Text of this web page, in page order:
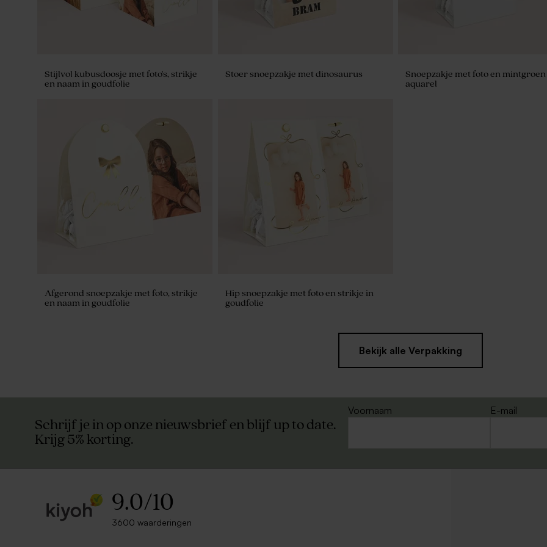
Stijlvolle placemat groen met foto's en
Stijlvolle menukaart aquarel met naam
Stijlvol kubusdoosje met foto's, strikje
en naam in goudfolie
Stoer snoepzakje met dinosaurus
Snoepzakje met foto en mintgroen
aquarel
Afgerond snoepzakje met foto, strikje
en naam in goudfolie
Hip snoepzakje met foto en strikje in
goudfolie
Bekijk alle Verpakking
Schrijf je in op onze nieuwsbrief en blijf up to date.
Krijg 5% korting.
Voornaam
E-mail
9.0/10
3600 waarderingen